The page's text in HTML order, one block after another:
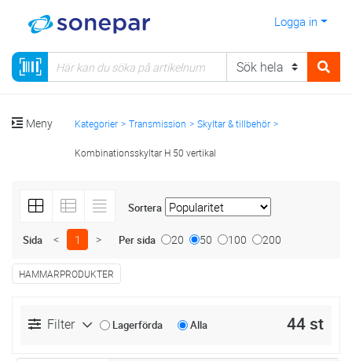
Logga in
Meny Kategorier Transmission Skyltar & tillbehör
Kombinationsskyltar H 50 vertikal
Sortera
Sida < 1 > Per sida 20 50 100 200
HAMMARPRODUKTER
Filter Lagerförda Alla 44 st